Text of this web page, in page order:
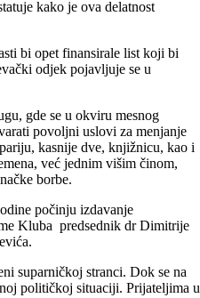
kako je ova delatnost
bi opet finansirale list koji bi
odjek pojavljuje se u
gde se u okviru mesnog
povoljni uslovi za menjanje
kasnije dve, knjižnicu, kao i
već jednim višim činom,
borbe.
počinju izdavanje
Kluba predsednik dr Dimitrije
suparničkoj stranci. Dok se na
političkoj situaciji. Prijateljima u